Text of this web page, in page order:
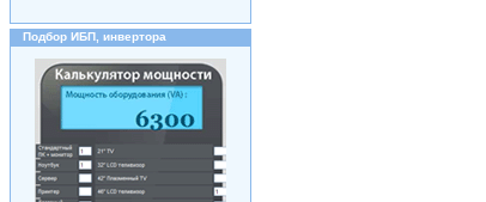
Подбор ИБП, инвертора